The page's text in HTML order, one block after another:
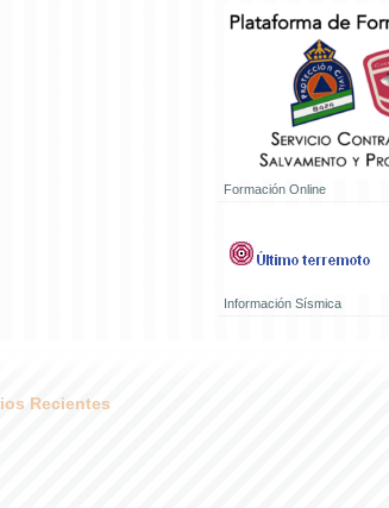
Formación Online
Información Sísmica
Recientes